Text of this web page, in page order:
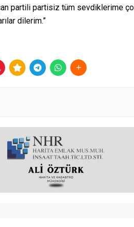
partili partisiz tüm sevdiklerime
dilerim.”